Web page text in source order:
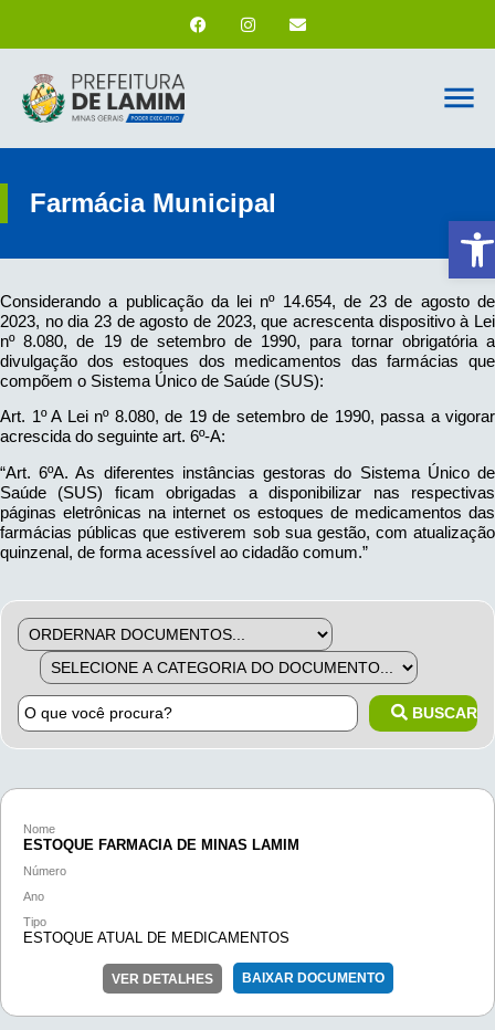
Farmácia Municipal
Considerando a publicação da lei nº 14.654, de 23 de agosto de
2023, no dia 23 de agosto de 2023, que acrescenta dispositivo à Lei
nº 8.080, de 19 de setembro de 1990, para tornar obrigatória a
divulgação dos estoques dos medicamentos das farmácias que
compõem o Sistema Único de Saúde (SUS):
Art. 1º A Lei nº 8.080, de 19 de setembro de 1990, passa a vigorar
acrescida do seguinte art. 6º-A:
“Art. 6ºA. As diferentes instâncias gestoras do Sistema Único de
Saúde (SUS) ficam obrigadas a disponibilizar nas respectivas
páginas eletrônicas na internet os estoques de medicamentos das
farmácias públicas que estiverem sob sua gestão, com atualização
quinzenal, de forma acessível ao cidadão comum.”
BUSCAR
Nome
ESTOQUE FARMACIA DE MINAS LAMIM
Número
Ano
Tipo
ESTOQUE ATUAL DE MEDICAMENTOS
VER DETALHES BAIXAR DOCUMENTO